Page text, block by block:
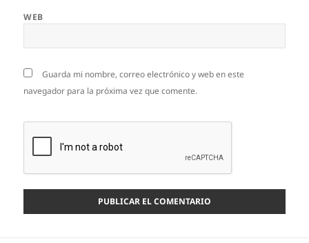
WEB
Guarda mi nombre, correo electrónico y web en este
navegador para la próxima vez que comente.